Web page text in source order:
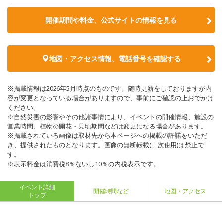
開催期間や料金、公式サイトの情報を見る
地図・アクセス情報、電話番号を確認する
※掲載情報は2026年5月時点のものです。随時更新をしておりますが内
容が変更となっている場合がありますので、事前にご確認の上おでかけ
ください。
※自然災害の影響やその他諸事情により、イベントの開催情報、施設の
営業時間、植物の開花・見頃期間などは変更になる場合があります。
※掲載されている画像は取材先から本ページへの掲載の許諾をいただ
き、提供されたものとなります。画像の無断転載(二次使用)は禁止で
す。
※表示料金は消費税8％ないし10％の内税表示です。
イベント詳細
トップ
開催時間など 地図・アクセス